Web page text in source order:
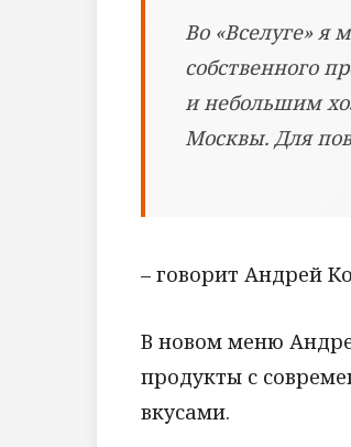
Во «Вселуге» я
собственного
и небольшим
Москвы. Для
– говорит Андрей
В новом меню
продукты с
вкусами.